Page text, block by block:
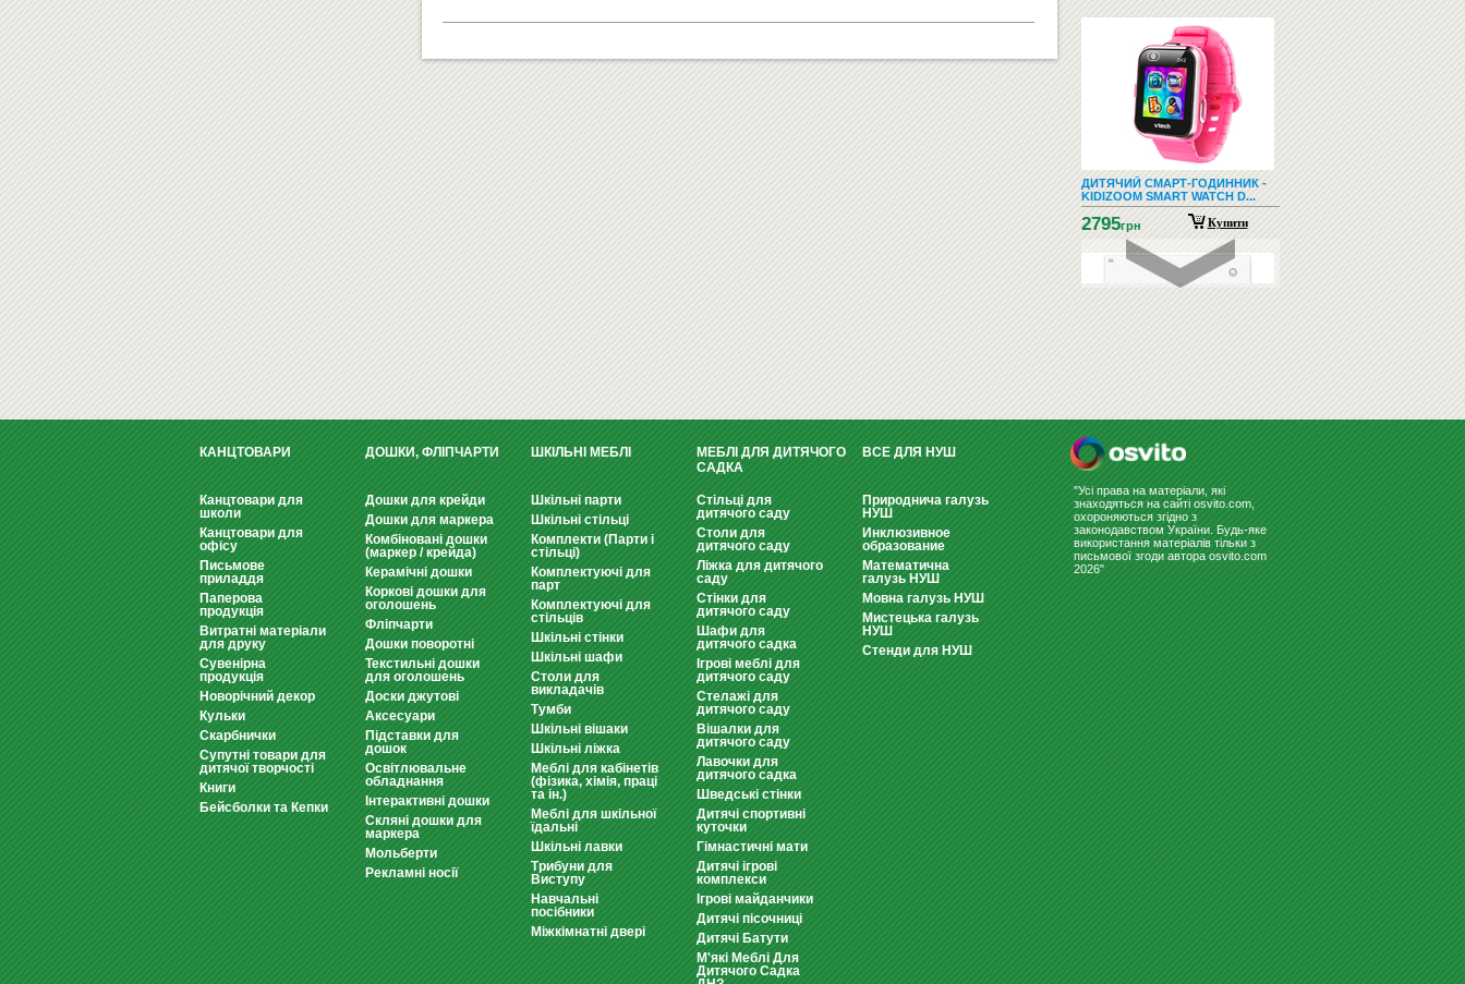
ДИТЯЧИЙ СМАРТ-ГОДИННИК -
KIDIZOOM SMART WATCH D...
2795грн Купити
СКЛЯНА ДОШКА ДЛЯ МАРКЕРА
3056грн
КАНЦТОВАРИ
Канцтовари для
школи
Канцтовари для
офісу
Письмове
приладдя
Паперова
продукція
Витратні матеріали
для друку
Сувенірна
продукція
Новорічний декор
Кульки
Скарбнички
Супутні товари для
дитячої творчості
Книги
Бейсболки та Кепки
ДОШКИ, ФЛІПЧАРТИ
Дошки для крейди
Дошки для маркера
Комбіновані дошки
(маркер / крейда)
Керамічні дошки
Коркові дошки для
оголошень
Фліпчарти
Дошки поворотні
Текстильні дошки
для оголошень
Доски джутові
Аксесуари
Підставки для
дошок
Освітлювальне
обладнання
Інтерактивні дошки
Скляні дошки для
маркера
Мольберти
Рекламні носії
ШКІЛЬНІ МЕБЛІ
Шкільні парти
Шкільні стільці
Комплекти (Парти і
стільці)
Комплектуючі для
парт
Комплектуючі для
стільців
Шкільні стінки
Шкільні шафи
Столи для
викладачів
Тумби
Шкільні вішаки
Шкільні ліжка
Меблі для кабінетів
(фізика, хімія, праці
та ін.)
Меблі для шкільної
їдальні
Шкільні лавки
Трибуни для
Виступу
Навчальні
посібники
Міжкімнатні двері
МЕБЛІ ДЛЯ ДИТЯЧОГО
САДКА
Стільці для
дитячого саду
Столи для
дитячого саду
Ліжка для дитячого
саду
Стінки для
дитячого саду
Шафи для
дитячого садка
Ігрові меблі для
дитячого саду
Стелажі для
дитячого саду
Вішалки для
дитячого саду
Лавочки для
дитячого садка
Шведські стінки
Дитячі спортивні
куточки
Гімнастичні мати
Дитячі ігрові
комплекси
Ігрові майданчики
Дитячі пісочниці
Дитячі Батути
М'які Меблі Для
Дитячого Садка
ВСЕ ДЛЯ НУШ
Природнича галузь
НУШ
Инклюзивное
образование
Математична
галузь НУШ
Мовна галузь НУШ
Мистецька галузь
НУШ
Стенди для НУШ
"Усі права на матеріали, які
знаходяться на сайті osvito.com,
охороняються згідно з
законодавством України. Будь-яке
використання матеріалів тільки з
письмової згоди автора osvito.com
2026"